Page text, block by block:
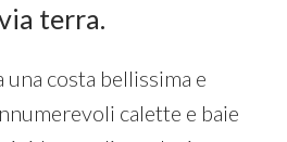
terra.
una costa bellissima e
calette e baie